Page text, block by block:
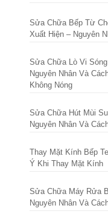
Sửa Chữa Bếp Từ
Xuất Hiện – Nguyên
Sửa Chữa Lò Vi
Nguyên Nhân Và
Không Nóng
Sửa Chữa Hút Mùi
Nguyên Nhân Và
Thay Mặt Kính Bếp
Ý Khi Thay Mặt Kính
Sửa Chữa Máy Rửa
Nguyên Nhân Và